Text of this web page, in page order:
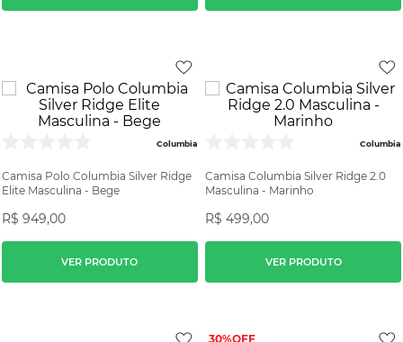
Columbia
Camisa Polo Columbia Silver Ridge
Elite Masculina - Bege
R$ 949,00
VER PRODUTO
Columbia
Camisa Columbia Silver Ridge 2.0
Masculina - Marinho
R$ 499,00
VER PRODUTO
30%